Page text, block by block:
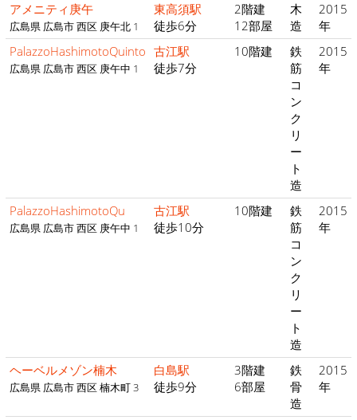
アメニティ庚午
広島県 広島市 西区 庚午北 1
東高須駅
徒歩6分
2階建
12部屋
木
造
2015
年
PalazzoHashimotoQuinto
広島県 広島市 西区 庚午中 1
古江駅
徒歩7分
10階建
鉄
筋
コ
ン
ク
リ
ー
ト
造
2015
年
PalazzoHashimotoQu
広島県 広島市 西区 庚午中 1
古江駅
徒歩10分
10階建
鉄
筋
コ
ン
ク
リ
ー
ト
造
2015
年
ヘーベルメゾン楠木
広島県 広島市 西区 楠木町 3
白島駅
徒歩9分
3階建
6部屋
鉄
骨
造
2015
年